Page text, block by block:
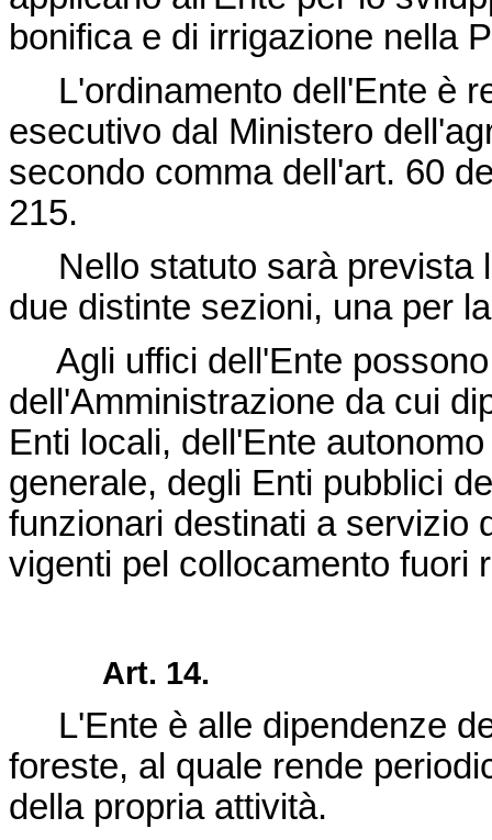
bonifica e di irrigazione nella
L'ordinamento dell'Ente è
esecutivo dal Ministero
secondo comma dell'art. 60
215.
Nello statuto sarà prevista
due distinte sezioni, una per
Agli uffici dell'Ente
dell'Amministrazione da cui
Enti locali, dell'Ente
generale, degli Enti pubblici
funzionari destinati a servizio
vigenti pel collocamento fuori
Art. 14.
L'Ente è alle dipendenze
foreste, al quale rende
della propria attività.